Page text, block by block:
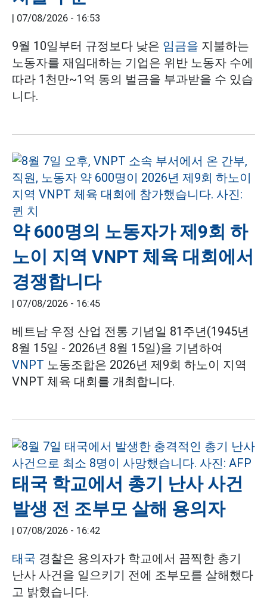
| 07/08/2026 - 16:53
9월 10일부터 규정보다 낮은 임금을 지불하는
노동자를 재임대하는 기업은 위반 노동자 수에
따라 1천만~1억 동의 벌금을 부과받을 수 있습
니다.
약 600명의 노동자가 제9회 하
노이 지역 VNPT 체육 대회에서
경쟁합니다
| 07/08/2026 - 16:45
베트남 우정 산업 전통 기념일 81주년(1945년
8월 15일 - 2026년 8월 15일)을 기념하여
VNPT 노동조합은 2026년 제9회 하노이 지역
VNPT 체육 대회를 개최합니다.
태국 학교에서 총기 난사 사건
발생 전 조부모 살해 용의자
| 07/08/2026 - 16:42
태국 경찰은 용의자가 학교에서 끔찍한 총기
난사 사건을 일으키기 전에 조부모를 살해했다
고 밝혔습니다.